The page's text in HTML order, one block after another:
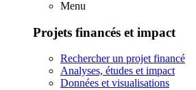
Menu
Projets financés et impact
Rechercher un projet financé
Analyses, études et impact
Données et visualisations